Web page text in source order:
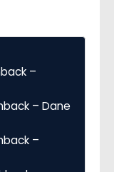
–
– Dane
–